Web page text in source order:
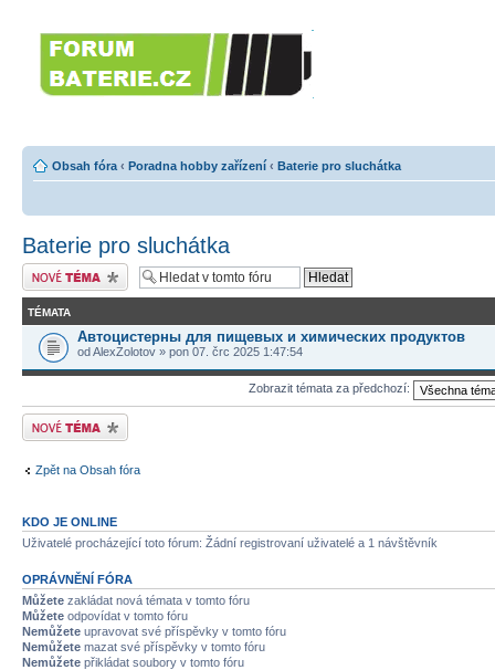
Obsah fóra ‹ Poradna hobby zařízení ‹ Baterie pro sluchátka
Baterie pro sluchátka
Odeslat nové téma
TÉMATA
Автоцистерны для пищевых и химических продуктов
od AlexZolotov » pon 07. črc 2025 1:47:54
Zobrazit témata za předchozí:
Odeslat nové téma
Zpět na Obsah fóra
KDO JE ONLINE
Uživatelé procházející toto fórum: Žádní registrovaní uživatelé a 1 návštěvník
OPRÁVNĚNÍ FÓRA
Můžete zakládat nová témata v tomto fóru
Můžete odpovídat v tomto fóru
Nemůžete upravovat své příspěvky v tomto fóru
Nemůžete mazat své příspěvky v tomto fóru
Nemůžete přikládat soubory v tomto fóru